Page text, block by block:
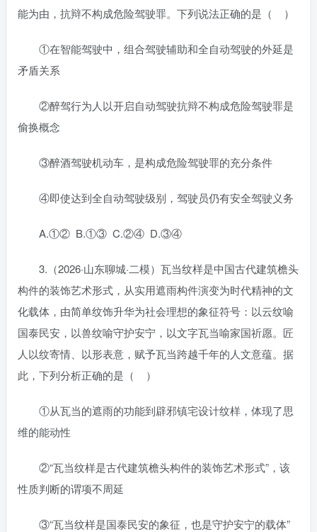
能为由，抗辩不构成危险驾驶罪。下列说法正确的是（ ）
①在智能驾驶中，组合驾驶辅助和全自动驾驶的外延是
矛盾关系
②醉驾行为人以开启自动驾驶抗辩不构成危险驾驶罪是
偷换概念
③醉酒驾驶机动车，是构成危险驾驶罪的充分条件
④即使达到全自动驾驶级别，驾驶员仍有安全驾驶义务
A.①② B.①③ C.②④ D.③④
3.（2026·山东聊城·二模）瓦当纹样是中国古代建筑檐头
构件的装饰艺术形式，从实用遮雨构件演变为时代精神的文
化载体，由简单纹饰升华为社会理想的象征符号：以云纹喻
国泰民安，以兽纹喻守护安宁，以文字瓦当喻家国祈愿。匠
人以纹寄情、以形表意，赋予瓦当跨越千年的人文意蕴。据
此，下列分析正确的是（ ）
①从瓦当的遮雨的功能到辟邪镇宅设计纹样，体现了思
维的能动性
②“瓦当纹样是古代建筑檐头构件的装饰艺术形式”，该
性质判断的谓项不周延
③“瓦当纹样是国泰民安的象征，也是守护安宁的载体”